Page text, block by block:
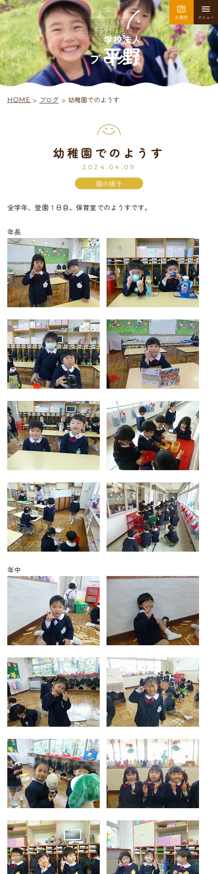
園について 園での生活
平 野 幼 稚 園
入園案内
未 就 園 児 教 室
時 間外お預かり
預かり保育
保 育後の課外活動
課外授業
お知らせ ブログ
フォトギャラリー よくあるご質問
プライバシーポリシー
お気軽にご相談ください
メールでお問合せ
24時間年中いつでもお気軽に
072-793-5381
月~金 10:00-18:00
お電話 メニュー
ブログ
HOME > ブログ > 幼稚園でのようす
幼稚園でのようす
2024.04.09
園の様子
全学年、登園１日目。保育室でのようすです。
年長
年中